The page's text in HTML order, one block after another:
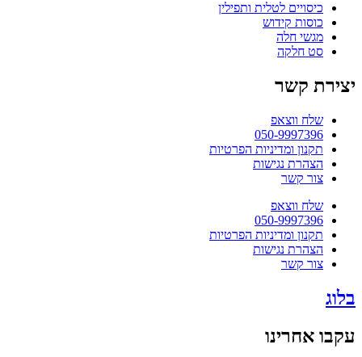
כיסויים לטלית ותפילין
כוסות קידוש
מגשי חלה
סט חלקה
יצירת קשר
שלח ווצאפ
050-9997396
תקנון ומדיניות הפרטיות
הצהרת נגישות
צור קשר
שלח ווצאפ
050-9997396
תקנון ומדיניות הפרטיות
הצהרת נגישות
צור קשר
בלוג
עקבו אחרינו